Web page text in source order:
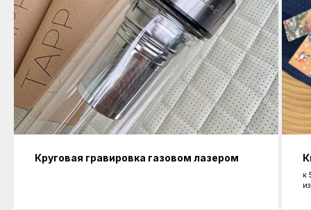
Круговая гравировка газовом лазером
к